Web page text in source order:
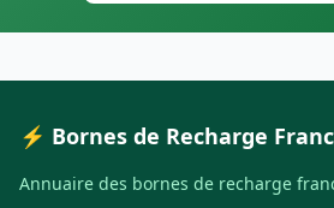
⚡ Bornes de Recharge
Annuaire des bornes de recharge